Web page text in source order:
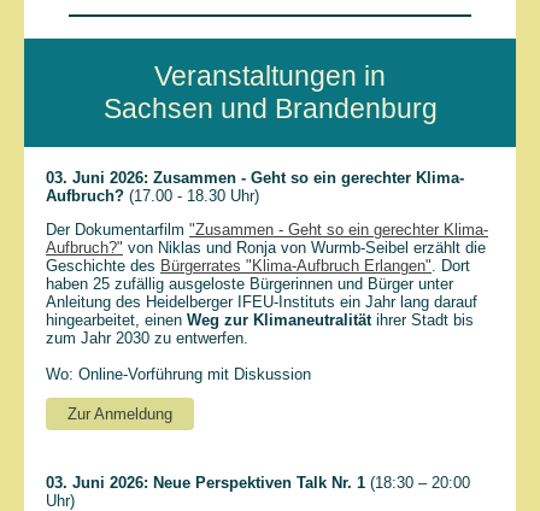
Veranstaltungen in
Sachsen und Brandenburg
03. Juni 2026: Zusammen - Geht so ein gerechter Klima-
Aufbruch? (17.00 - 18.30 Uhr)
Der Dokumentarfilm "Zusammen - Geht so ein gerechter Klima-
Aufbruch?" von Niklas und Ronja von Wurmb-Seibel erzählt die
Geschichte des Bürgerrates "Klima-Aufbruch Erlangen". Dort
haben 25 zufällig ausgeloste Bürgerinnen und Bürger unter
Anleitung des Heidelberger IFEU-Instituts ein Jahr lang darauf
hingearbeitet, einen Weg zur Klimaneutralitätihrer Stadt bis
zum Jahr 2030 zu entwerfen.
Wo: Online-Vorführung mit Diskussion
Zur Anmeldung
03. Juni 2026: Neue Perspektiven Talk Nr. 1 (18:30 – 20:00
Uhr)